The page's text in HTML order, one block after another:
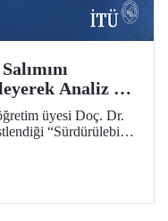
Analiz ve
Projeye
üyesi Doç. Dr.
“Sürdürülebilir
UV Maruziyeti